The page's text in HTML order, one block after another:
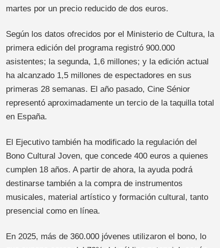
martes por un precio reducido de dos euros.
Según los datos ofrecidos por el Ministerio de Cultura, la
primera edición del programa registró 900.000
asistentes; la segunda, 1,6 millones; y la edición actual
ha alcanzado 1,5 millones de espectadores en sus
primeras 28 semanas. El año pasado, Cine Sénior
representó aproximadamente un tercio de la taquilla total
en España.
El Ejecutivo también ha modificado la regulación del
Bono Cultural Joven, que concede 400 euros a quienes
cumplen 18 años. A partir de ahora, la ayuda podrá
destinarse también a la compra de instrumentos
musicales, material artístico y formación cultural, tanto
presencial como en línea.
En 2025, más de 360.000 jóvenes utilizaron el bono, lo